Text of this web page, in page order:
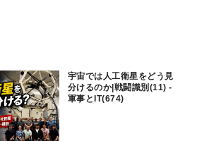
宇宙では人工衛星をどう見
分けるのか|戦闘識別(11) -
軍事とIT(674)